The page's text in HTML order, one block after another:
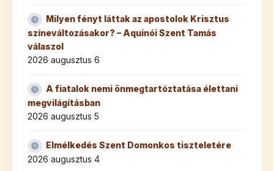
Milyen fényt láttak az apostolok Krisztus
színeváltozásakor? – Aquinói Szent Tamás
válaszol
2026 augusztus 6
A fiatalok nemi önmegtartóztatása élettani
megvilágításban
2026 augusztus 5
Elmélkedés Szent Domonkos tiszteletére
2026 augusztus 4